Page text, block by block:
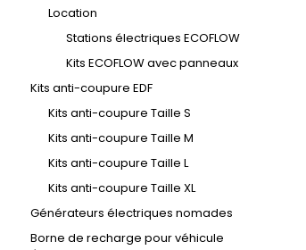
Location
Stations électriques ECOFLOW
Kits ECOFLOW avec panneaux
Kits anti-coupure EDF
Kits anti-coupure Taille S
Kits anti-coupure Taille M
Kits anti-coupure Taille L
Kits anti-coupure Taille XL
Générateurs électriques nomades
Borne de recharge pour véhicule